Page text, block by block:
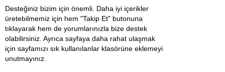
Desteğiniz bizim için önemli. Daha iyi içerikler
üretebilmemiz için hem "Takip Et" butonuna
tıklayarak hem de yorumlarınızla bize destek
olabilirsiniz. Ayrıca sayfaya daha rahat ulaşmak
için sayfamızı sık kullanılanlar klasörüne eklemeyi
unutmayınız.